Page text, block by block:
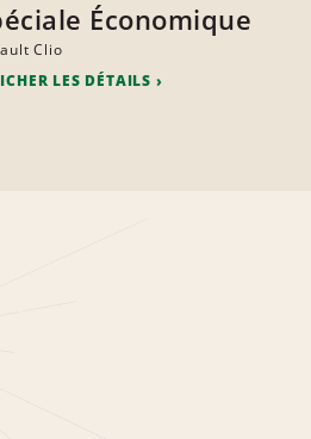
Économique
Clio
LES DÉTAILS